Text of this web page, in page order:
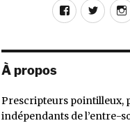
Facebook
À propos
Prescripteurs pointilleux,
indépendants de l’entre-